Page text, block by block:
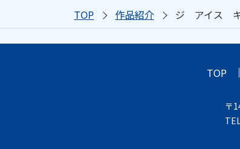
TOP 作品紹介 ジ アイス キ
TOP
〒